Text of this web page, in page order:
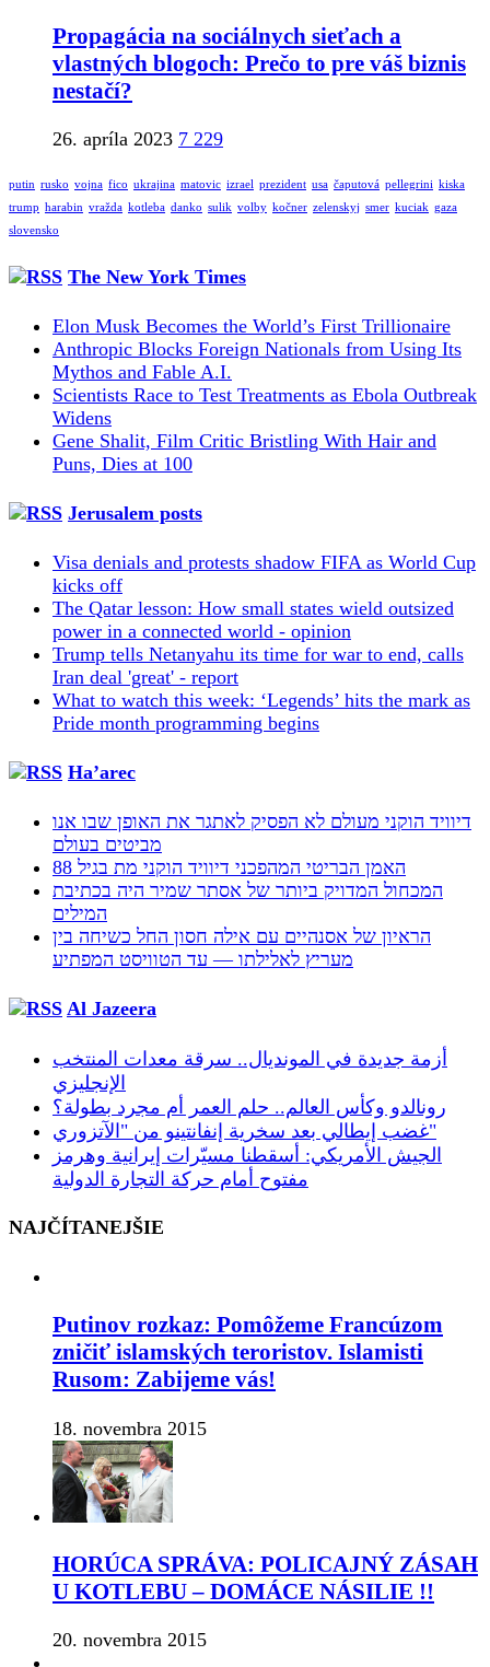
Propagácia na sociálnych sieťach a
vlastných blogoch: Prečo to pre váš biznis
nestačí?
26. apríla 2023 7 229
putin rusko vojna fico ukrajina matovic izrael prezident usa čaputová pellegrini kiska
trump harabin vražda kotleba danko sulik volby kočner zelenskyj smer kuciak gaza
slovensko
The New York Times
Elon Musk Becomes the World’s First Trillionaire
Anthropic Blocks Foreign Nationals from Using Its
Mythos and Fable A.I.
Scientists Race to Test Treatments as Ebola Outbreak
Widens
Gene Shalit, Film Critic Bristling With Hair and
Puns, Dies at 100
Jerusalem posts
Visa denials and protests shadow FIFA as World Cup
kicks off
The Qatar lesson: How small states wield outsized
power in a connected world - opinion
Trump tells Netanyahu its time for war to end, calls
Iran deal 'great' - report
What to watch this week: ‘Legends’ hits the mark as
Pride month programming begins
Ha’arec
דיוויד הוקני מעולם לא הפסיק לאתגר את האופן שבו אנו
מביטים בעולם
האמן הבריטי המהפכני דיוויד הוקני מת בגיל 88
המכחול המדויק ביותר של אסתר שמיר היה בכתיבת
המילים
הראיון של אסנהיים עם אילה חסון החל כשיחה בין
מעריץ לאלילתו — עד הטוויסט המפתיע
Al Jazeera
أزمة جديدة في المونديال.. سرقة معدات المنتخب
الإنجليزي
رونالدو وكأس العالم.. حلم العمر أم مجرد بطولة؟
غضب إيطالي بعد سخرية إنفانتينو من "الآتزوري"
الجيش الأمريكي: أسقطنا مسيّرات إيرانية وهرمز
مفتوح أمام حركة التجارة الدولية
NAJČÍTANEJŠIE
Putinov rozkaz: Pomôžeme Francúzom
zničiť islamských teroristov. Islamisti
Rusom: Zabijeme vás!
18. novembra 2015
HORÚCA SPRÁVA: POLICAJNÝ ZÁSAH
U KOTLEBU – DOMÁCE NÁSILIE !!
20. novembra 2015